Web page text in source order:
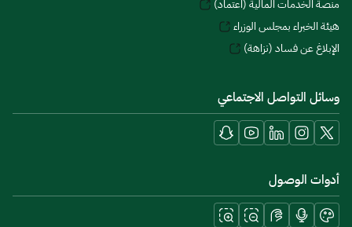
منصة الخدمات المالية (اعتماد)
هيئة الخبراء بمجلس الوزراء
الإبلاغ عن فساد (نزاهة)
وسائل التواصل الاجتماعي
أدوات الوصول